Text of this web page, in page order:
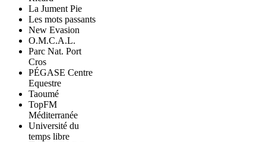
La Jument Pie
Les mots passants
New Evasion
O.M.C.A.L.
Parc Nat. Port
Cros
PÉGASE Centre
Equestre
Taoumé
TopFM
Méditerranée
Université du
temps libre